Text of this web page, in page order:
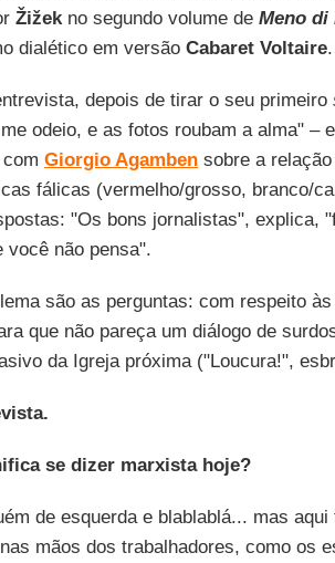
Žižekno segundo volume de Meno di
dialético em versão Cabaret Voltaire.
depois de tirar o seu primeiro
odeio, e as fotos roubam a alma" –
Giorgio Agambensobre a
fálicas (vermelho/grosso, branco/
"Os bons jornalistas", explica,
você não pensa".
são as perguntas: com respeito
que não pareça um diálogo de
da Igreja próxima ("Loucura!",
se dizer marxista hoje?
de esquerda e blablablá... mas
mãos dos trabalhadores, como os